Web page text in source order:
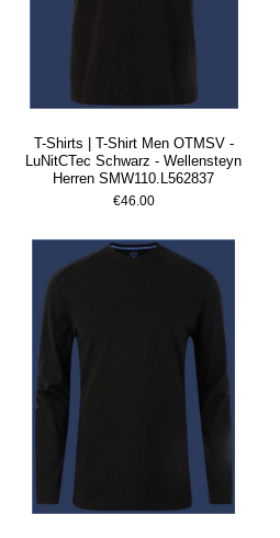
T-Shirts | T-Shirt Men OTMSV -
LuNitCTec Schwarz - Wellensteyn
Herren SMW110.L562837
€46.00